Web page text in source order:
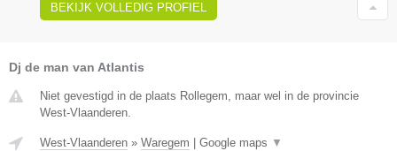
BEKIJK VOLLEDIG PROFIEL
Dj de man van Atlantis
Niet gevestigd in de plaats Rollegem, maar wel in de provincie
West-Vlaanderen.
West-Vlaanderen » Waregem Google maps ▼